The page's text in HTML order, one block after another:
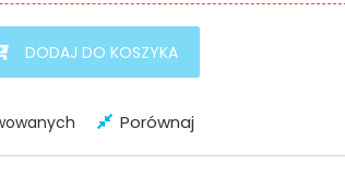
Pro 56l
DODAJ DO KOSZYKA
Porównaj